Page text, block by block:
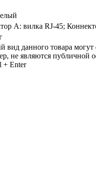
А: вилка RJ-45;
данного товара
не являются публичной
+ Enter